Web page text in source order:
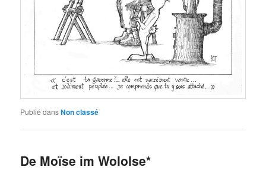
Publié dansNon classé
De Moïse im Wololse*